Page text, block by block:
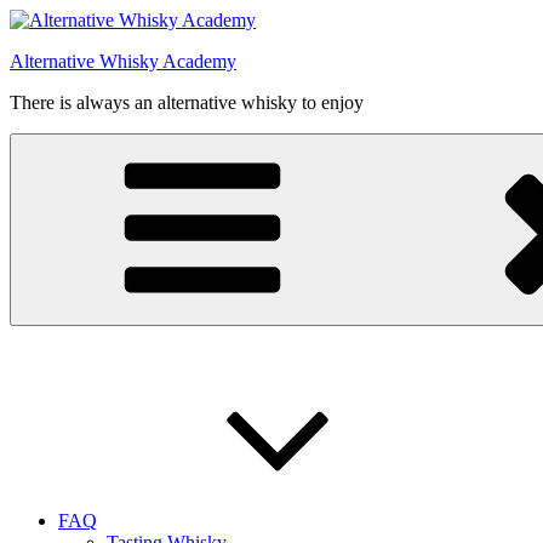
Videre
indhold
Alternative Whisky Academy
There is always an alternative whisky to enjoy
FAQ